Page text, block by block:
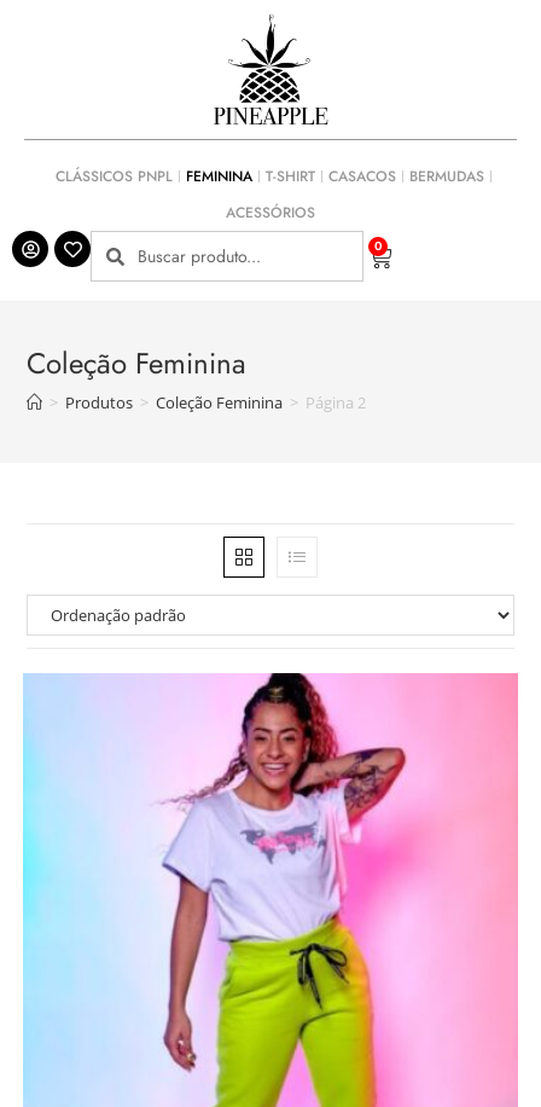
CLÁSSICOS PNPL FEMININA T-SHIRT CASACOS
BERMUDAS
ACESSÓRIOS
0
Coleção Feminina
> Produtos > Coleção Feminina > Página 2